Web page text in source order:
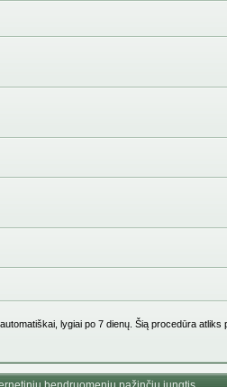
lygiai po 7 dienų. Šią procedūra atliks